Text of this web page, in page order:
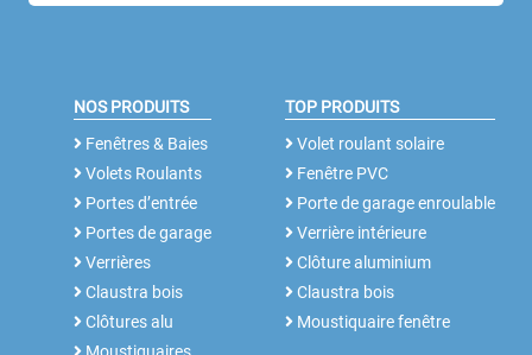
NOS PRODUITS
Fenêtres & Baies
Volets Roulants
Portes d’entrée
Portes de garage
Verrières
Claustra bois
Clôtures alu
TOP PRODUITS
Volet roulant solaire
Fenêtre PVC
Porte de garage enroulable
Verrière intérieure
Clôture aluminium
Claustra bois
Moustiquaire fenêtre